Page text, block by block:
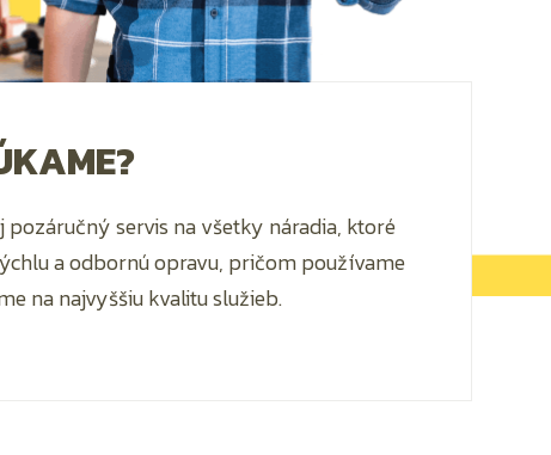
servis na všetky náradia, ktoré
a odbornú opravu, pričom používame
na najvyššiu kvalitu služieb.